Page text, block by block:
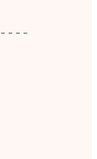
－－－